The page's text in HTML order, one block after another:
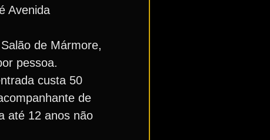
Avenida
de Mármore,
pessoa.
custa 50
de
até 12 anos não